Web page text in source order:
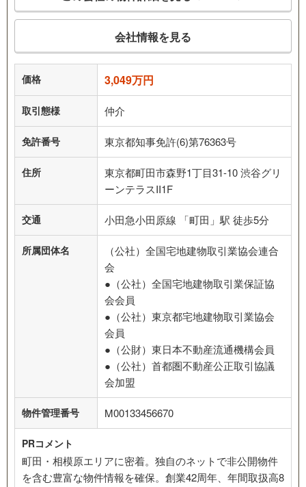
会社情報を見る
価格 3,049万円
取引態様 仲介
免許番号 東京都知事免許(6)第76363号
住所
東京都町田市森野1丁目31-10 渋谷グリ
ーンテラスII1F
交通 小田急小田原線 「町田」駅 徒歩5分
所属団体名
（公社）全国宅地建物取引業協会連合
会
●（公社）全国宅地建物取引業保証協
会会員
●（公社）東京都宅地建物取引業協会
会員
●（公財）東日本不動産流通機構会員
●（公社）首都圏不動産公正取引協議
会加盟
物件管理番号 M00133456670
PRコメント
町田・相模原エリアに密着。独自のネットで非公開物件
を含む豊富な物件情報を確保。創業42周年、年間取扱高8